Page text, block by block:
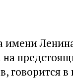
имени
на
говорится в